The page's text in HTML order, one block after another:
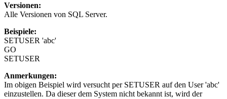
Versionen:
Alle Versionen von SQL Server.
Beispiele:
SETUSER 'abc'
GO
SETUSER
Anmerkungen:
Im obigen Beispiel wird versucht per SETUSER auf den User 'abc'
einzustellen. Da dieser dem System nicht bekannt ist, wird der